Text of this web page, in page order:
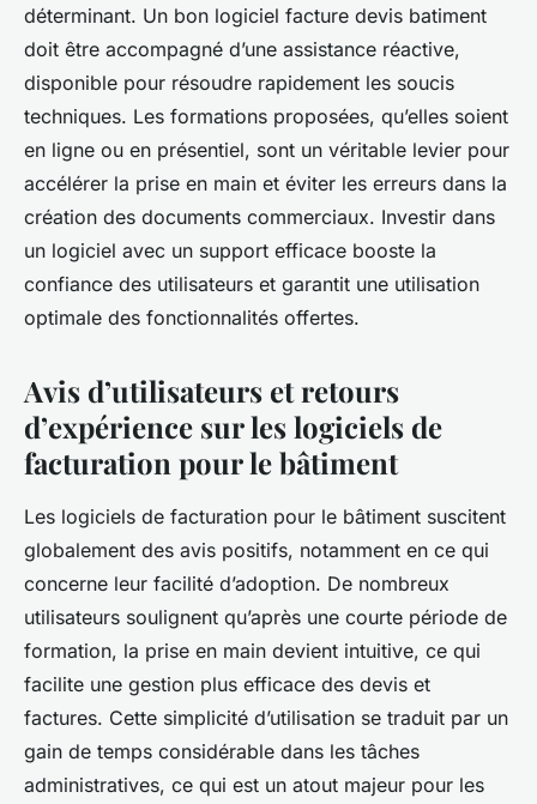
déterminant. Un bon logiciel facture devis batiment
doit être accompagné d’une assistance réactive,
disponible pour résoudre rapidement les soucis
techniques. Les formations proposées, qu’elles soient
en ligne ou en présentiel, sont un véritable levier pour
accélérer la prise en main et éviter les erreurs dans la
création des documents commerciaux. Investir dans
un logiciel avec un support efficace booste la
confiance des utilisateurs et garantit une utilisation
optimale des fonctionnalités offertes.
Avis d’utilisateurs et retours
d’expérience sur les logiciels de
facturation pour le bâtiment
Les logiciels de facturation pour le bâtiment suscitent
globalement des avis positifs, notamment en ce qui
concerne leur facilité d’adoption. De nombreux
utilisateurs soulignent qu’après une courte période de
formation, la prise en main devient intuitive, ce qui
facilite une gestion plus efficace des devis et
factures. Cette simplicité d’utilisation se traduit par un
gain de temps considérable dans les tâches
administratives, ce qui est un atout majeur pour les